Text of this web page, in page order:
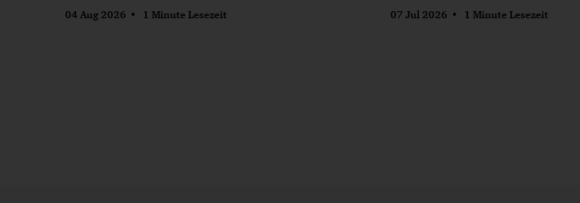
04 Aug 2026 1 Minute Lesezeit 07 Jul 2026 1 Minute Lesezeit